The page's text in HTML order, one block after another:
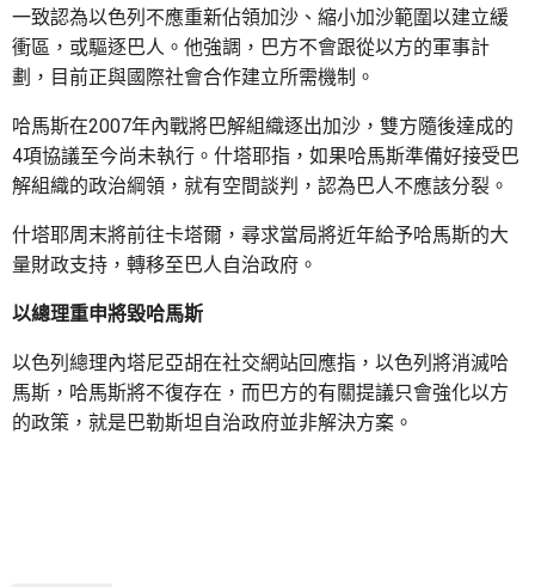
一致認為以色列不應重新佔領加沙、縮小加沙範圍以建立緩
衝區，或驅逐巴人。他強調，巴方不會跟從以方的軍事計
劃，目前正與國際社會合作建立所需機制。
哈馬斯在2007年內戰將巴解組織逐出加沙，雙方隨後達成的
4項協議至今尚未執行。什塔耶指，如果哈馬斯準備好接受巴
解組織的政治綱領，就有空間談判，認為巴人不應該分裂。
什塔耶周末將前往卡塔爾，尋求當局將近年給予哈馬斯的大
量財政支持，轉移至巴人自治政府。
以總理重申將毀哈馬斯
以色列總理內塔尼亞胡在社交網站回應指，以色列將消滅哈
馬斯，哈馬斯將不復存在，而巴方的有關提議只會強化以方
的政策，就是巴勒斯坦自治政府並非解決方案。